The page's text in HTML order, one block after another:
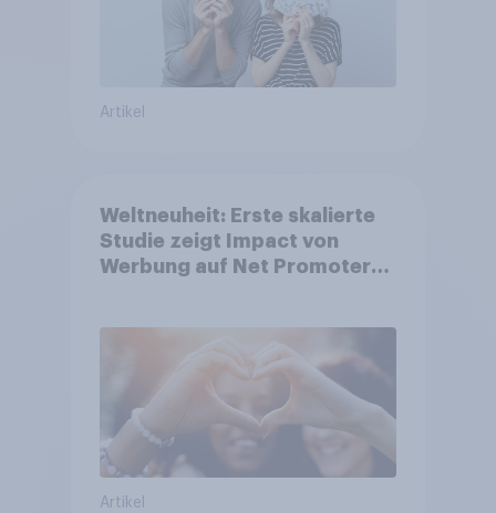
Artikel
Weltneuheit: Erste skalierte
Studie zeigt Impact von
Werbung auf Net Promoter
Artikel